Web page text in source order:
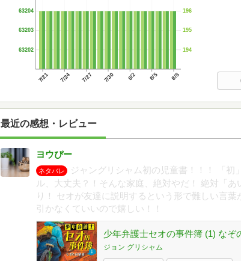
7/21 7/24 7/27 7/30 8/2 8/5 8/8
63202
63203
63204
194
195
196
最近の感想・レビュー
ヨウぴー
ネタバレ
ジャングリシャム初の児童書！！！ 「初
ル、大丈夫？！そんな家庭、絶対やだ！ 絶対「
り！ セオが友達に説明するという形で難しい言
引かなくていいので嬉しい！！
少年弁護士セオの事件簿 (1) なぞ
ジョン グリシャム